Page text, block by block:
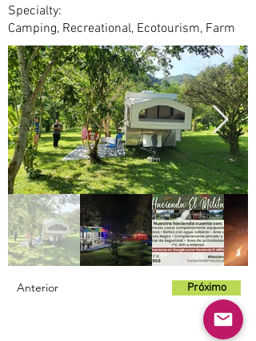
Specialty:
Camping, Recreational, Ecotourism, Farm
Anterior Próximo